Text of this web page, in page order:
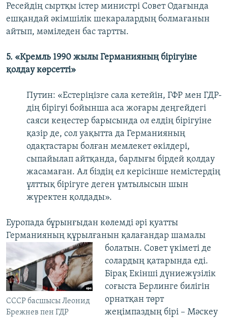
Ресейдің сыртқы істер министрі Совет Одағында
ешқандай әкімшілік шекаралардың болмағанын
айтып, мәміледен бас тартты.
5. «Кремль 1990 жылы Германияның бірігуіне
қолдау көрсетті»
Путин: «Естеріңізге сала кетейін, ГФР мен ГДР-
дің бірігуі бойынша аса жоғары деңгейдегі
саяси кеңестер барысында ол елдің бірігуіне
қазір де, сол уақытта да Германияның
одақтастары болған мемлекет өкілдері,
сыпайылап айтқанда, барлығы бірдей қолдау
жасамаған. Ал біздің ел керісінше немістердің
ұлттық бірігуге деген ұмтылысын шын
жүректен қолдады».
Еуропада бұрынғыдан көлемді әрі қуатты
Германияның құрылғанын қалағандар
СССР басшысы Леонид
Брежнев пен ГДР
шамалы
болатын. Совет үкіметі де
солардың қатарында еді.
Бірақ Екінші дүниежүзілік
соғыста Берлинге билігін
орнатқан төрт
жеңімпаздың бірі – Мәскеу